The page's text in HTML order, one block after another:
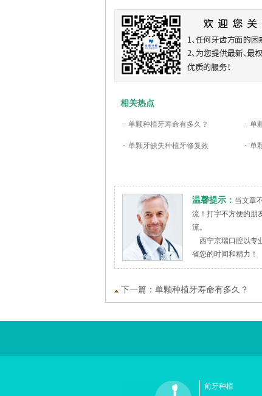
相关热点
· 单颗种植牙寿命有多久？ · 单
· 单颗牙缺失种植牙修复效 · 单
温馨提示： 当文章
流！打字不方便的朋
流。
西宁京瑞口腔以专
省您的时间和精力！
下一篇： 单颗种植牙寿命有多久？
前牙种植